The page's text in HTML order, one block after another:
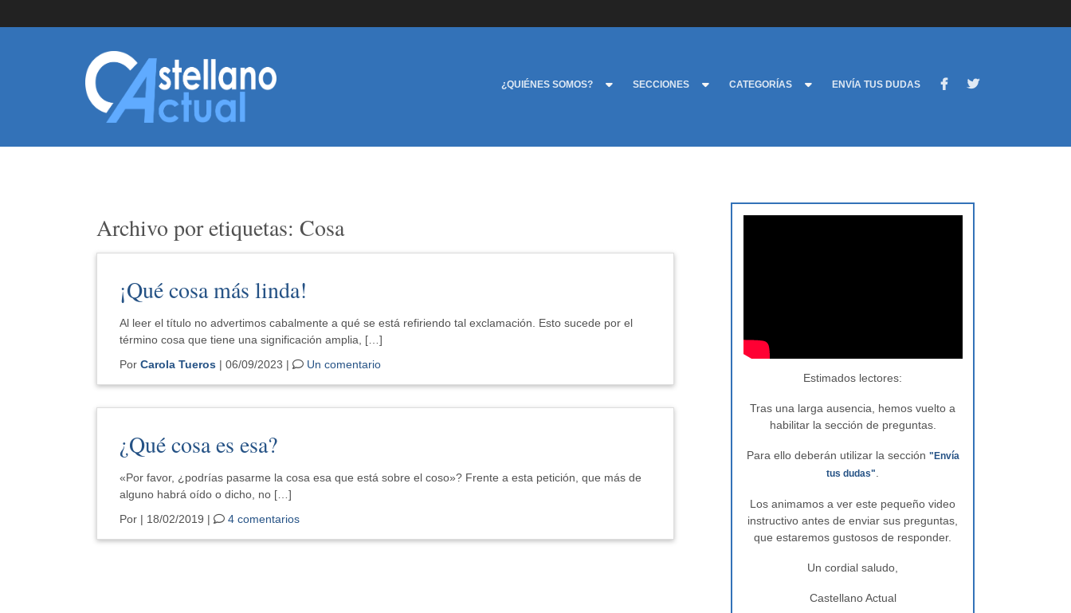
¿QUIÉNES SOMOS? SECCIONES CATEGORÍAS ENVÍA TUS DUDAS
Archivo por etiquetas: Cosa
¡Qué cosa más linda!
Al leer el título no advertimos cabalmente a qué se está refiriendo tal exclamación. Esto sucede por el
término cosa que tiene una significación amplia, […]
Por Carola Tueros| 06/09/2023 | Un comentario
¿Qué cosa es esa?
«Por favor, ¿podrías pasarme la cosa esa que está sobre el coso»? Frente a esta petición, que más de
alguno habrá oído o dicho, no […]
Por | 18/02/2019 | 4 comentarios
Estimados lectores:
Tras una larga ausencia, hemos vuelto a
habilitar la sección de preguntas.
Para ello deberán utilizar la sección "Envía
tus dudas"
Los animamos a ver este pequeño video
instructivo antes de enviar sus preguntas,
que estaremos gustosos de responder.
Un cordial saludo,
Castellano Actual